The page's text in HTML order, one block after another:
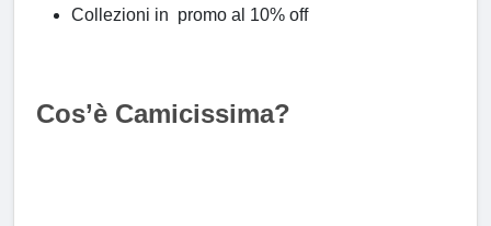
Collezioni in promo al 10% off
Cos’è Camicissima?